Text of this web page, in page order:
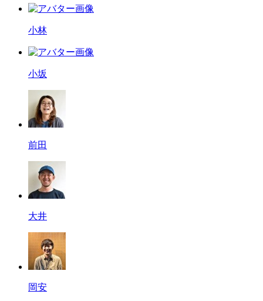
小林
小坂
前田
大井
岡安